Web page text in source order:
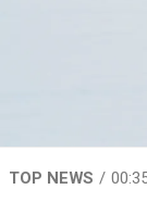
TOP NEWS